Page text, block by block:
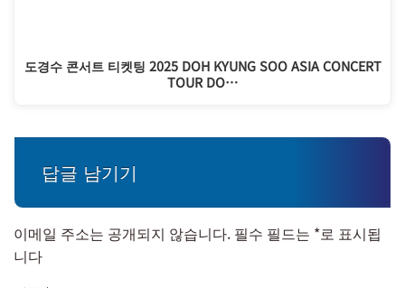
도경수 콘서트 티켓팅 2025 DOH KYUNG SOO ASIA CONCERT
TOUR DO…
답글 남기기
이메일 주소는 공개되지 않습니다. 필수 필드는 *로 표시됩
니다